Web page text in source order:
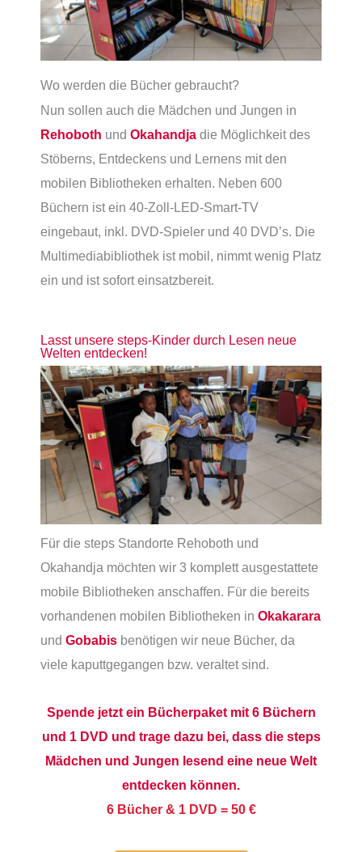
Wo werden die Bücher gebraucht?
Nun sollen auch die Mädchen und Jungen in
Rehoboth und Okahandja die Möglichkeit des
Stöberns, Entdeckens und Lernens mit den
mobilen Bibliotheken erhalten. Neben 600
Büchern ist ein 40-Zoll-LED-Smart-TV
eingebaut, inkl. DVD-Spieler und 40 DVD’s. Die
Multimediabibliothek ist mobil, nimmt wenig Platz
ein und ist sofort einsatzbereit.
Lasst unsere steps-Kinder durch Lesen neue
Welten entdecken!
Für die steps Standorte Rehoboth und
Okahandja möchten wir 3 komplett ausgestattete
mobile Bibliotheken anschaffen. Für die bereits
vorhandenen mobilen Bibliotheken in Okakarara
und Gobabis benötigen wir neue Bücher, da
viele kaputtgegangen bzw. veraltet sind.
Spende jetzt ein Bücherpaket mit 6 Büchern
und 1 DVD und trage dazu bei, dass die steps
Mädchen und Jungen lesend eine neue Welt
entdecken können.
6 Bücher & 1 DVD = 50 €